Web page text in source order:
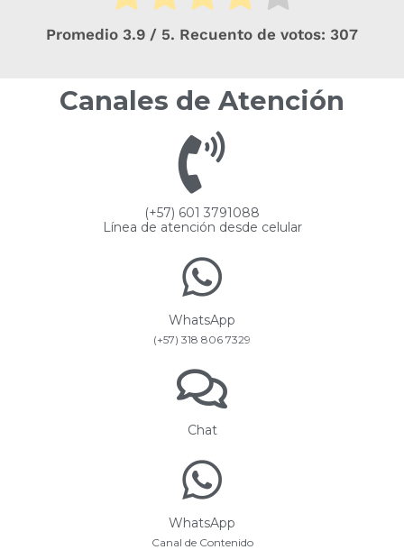
Promedio 3.9 / 5. Recuento de votos: 307
Canales de Atención
(+57) 601 3791088
Línea de atención desde celular
WhatsApp
(+57) 318 806 7329
Chat
WhatsApp
Canal de Contenido